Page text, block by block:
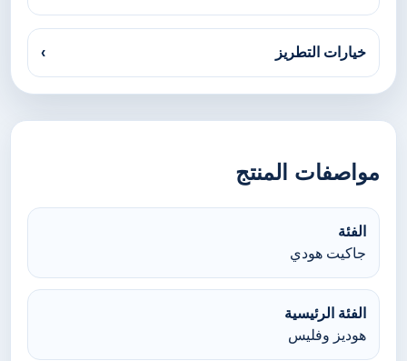
خيارات التطريز ›
مواصفات المنتج
الفئة
جاكيت هودي
الفئة الرئيسية
هوديز وفليس